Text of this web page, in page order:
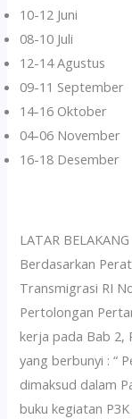
10-12 Juni
08-10 Juli
12-14 Agustus
09-11 September
14-16 Oktober
04-06 November
16-18 Desember
LATAR
Berdasarkan
Transmigrasi RI
Pertolongan
kerja pada Bab 2,
yang berbunyi : “
dimaksud dalam
buku kegiatan